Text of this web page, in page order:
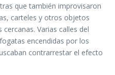
que también improvisaron
carteles y otros objetos
Varias calles del
encendidas por los
contrarrestar el efecto